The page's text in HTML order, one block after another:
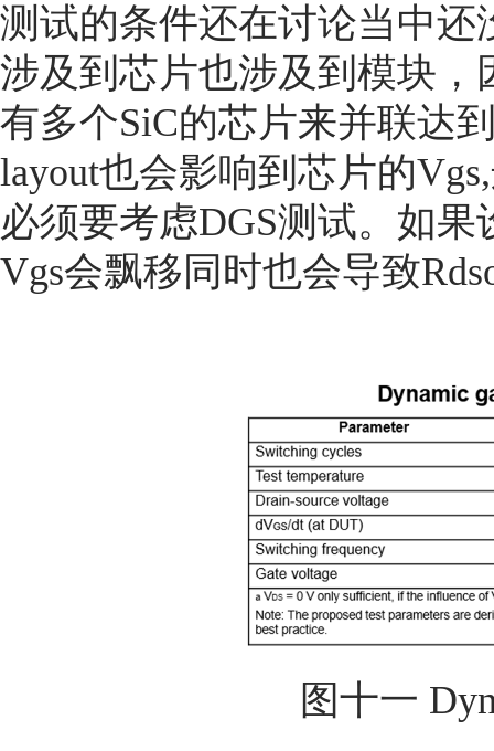
测试的条件还在讨论当中
涉及到芯片也涉及到模块，
有多个SiC的芯片来并联达
layout也会影响到芯片的
必须要考虑DGS测试。如
Vgs会飘移同时也会导致
图十一